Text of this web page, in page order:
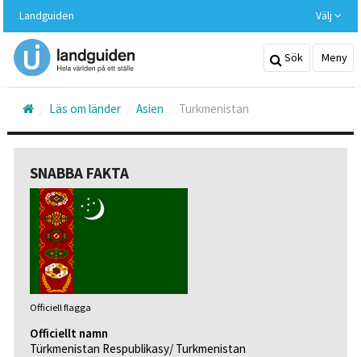
huvudinnehållet
Landguiden Välj
Sök Meny
Läs om länder Asien Turkmenistan
SNABBA FAKTA
Officiell flagga
Officiellt namn
Türkmenistan Respublikasy/ Turkmenistan